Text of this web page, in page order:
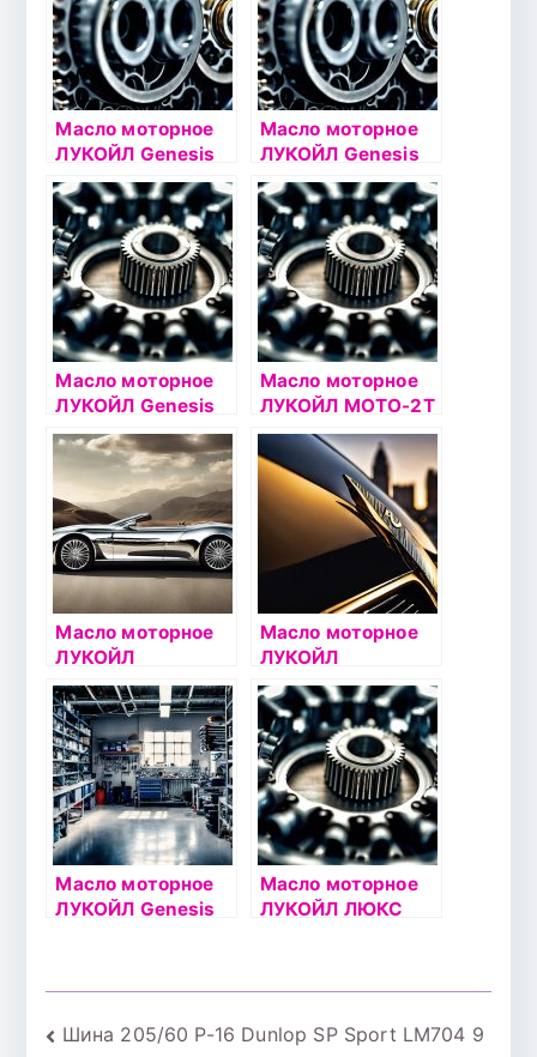
Масло моторное
ЛУКОЙЛ Genesis
ADVANCED/UNIVER
SAL 5W40 4л
Масло моторное
ЛУКОЙЛ Genesis
ADVANCED 10W40
1л
Масло моторное
ЛУКОЙЛ Genesis
ARMORTECH VN
5W30 4л
Масло моторное
ЛУКОЙЛ МОТО-2Т
МГД-14М 4л
Масло моторное
ЛУКОЙЛ
СТАНДАРТ 10W40
4л
Масло моторное
ЛУКОЙЛ
АВАНГАРД
УЛЬТРА 10W40 5л
полусинтетическо
е
Масло моторное
ЛУКОЙЛ Genesis
Масло моторное
ЛУКОЙЛ ЛЮКС
Навигация
Шина 205/60 Р-16 Dunlop SP Sport LM704 9